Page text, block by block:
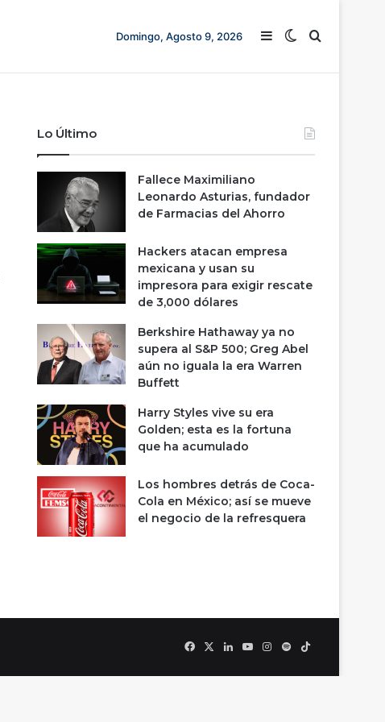
Domingo, Agosto 9, 2026 Barra lateral
Switch skin
Buscar
Lo Último
Fallece Maximiliano
Leonardo Asturias, fundador
de Farmacias del Ahorro
Hackers atacan empresa
mexicana y usan su
impresora para exigir rescate
de 3,000 dólares
Berkshire Hathaway ya no
supera al S&P 500; Greg Abel
aún no iguala la era Warren
Buffett
Harry Styles vive su era
Golden; esta es la fortuna
que ha acumulado
Los hombres detrás de Coca-
Cola en México; así se mueve
el negocio de la refresquera
FacebookLinkedInYouTubeInstagram
SpotifyTikTok